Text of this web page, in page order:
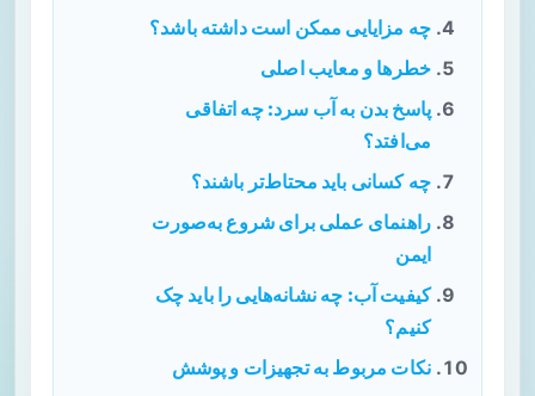
چه مزایایی ممکن است داشته باشد؟
خطرها و معایب اصلی
پاسخ بدن به آب سرد: چه اتفاقی
می‌افتد؟
چه کسانی باید محتاط‌تر باشند؟
راهنمای عملی برای شروع به‌صورت
ایمن
کیفیت آب: چه نشانه‌هایی را باید چک
کنیم؟
نکات مربوط به تجهیزات و پوشش